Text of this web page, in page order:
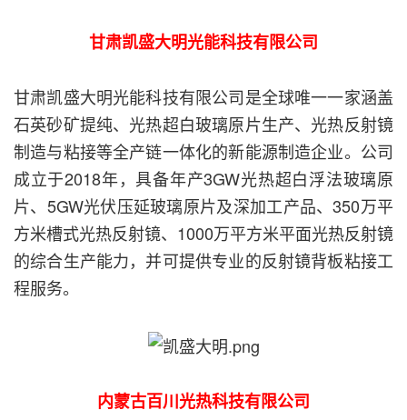
甘肃凯盛大明光能科技有限公司
甘肃凯盛大明光能科技有限公司是全球唯一一家涵盖
石英砂矿提纯、光热超白玻璃原片生产、光热反射镜
制造与粘接等全产链一体化的新能源制造企业。公司
成立于2018年，具备年产3GW光热超白浮法玻璃原
片、5GW光伏压延玻璃原片及深加工产品、350万平
方米槽式光热反射镜、1000万平方米平面光热反射镜
的综合生产能力，并可提供专业的反射镜背板粘接工
程服务。
内蒙古百川光热科技有限公司